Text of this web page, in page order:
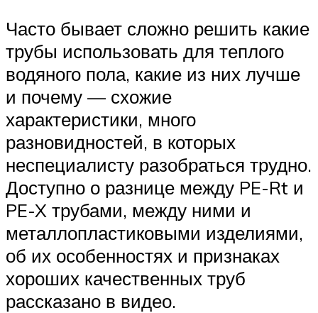
Часто бывает сложно решить какие
трубы использовать для теплого
водяного пола, какие из них лучше
и почему — схожие
характеристики, много
разновидностей, в которых
неспециалисту разобраться трудно.
Доступно о разнице между PE-Rt и
PE-X трубами, между ними и
металлопластиковыми изделиями,
об их особенностях и признаках
хороших качественных труб
рассказано в видео.